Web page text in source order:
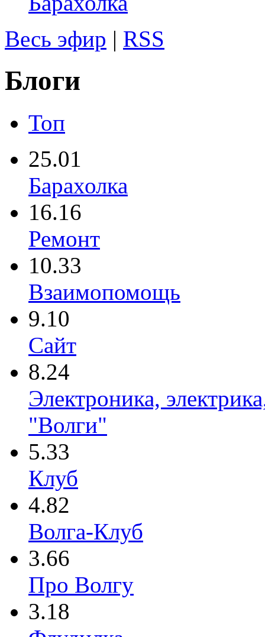
Весь эфир | RSS
Блоги
Топ
25.01
Барахолка
16.16
Ремонт
10.33
Взаимопомощь
9.10
Сайт
8.24
Электроника,
"Волги"
5.33
Клуб
4.82
Волга-Клуб
3.66
Про Волгу
3.18